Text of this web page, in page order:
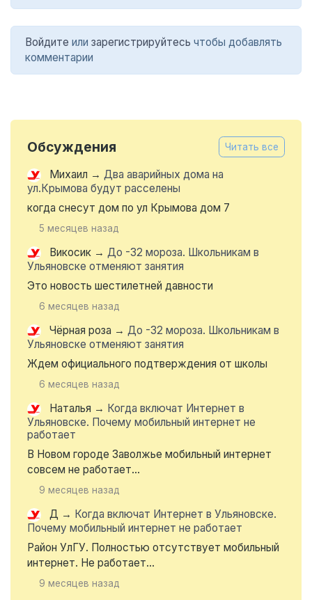
Войдите или зарегистрируйтесь чтобы добавлять
комментарии
Обсуждения Читать все
Михаил → Два аварийных дома на
ул.Крымова будут расселены
когда снесут дом по ул Крымова дом 7
5 месяцев назад
Викосик → До -32 мороза. Школьникам в
Ульяновске отменяют занятия
Это новость шестилетней давности
6 месяцев назад
Чёрная роза → До -32 мороза. Школьникам в
Ульяновске отменяют занятия
Ждем официального подтверждения от школы
6 месяцев назад
Наталья → Когда включат Интернет в
Ульяновске. Почему мобильный интернет не
работает
В Новом городе Заволжье мобильный интернет
совсем не работает...
9 месяцев назад
Д → Когда включат Интернет в Ульяновске.
Почему мобильный интернет не работает
Район УлГУ. Полностью отсутствует мобильный
интернет. Не работает...
9 месяцев назад